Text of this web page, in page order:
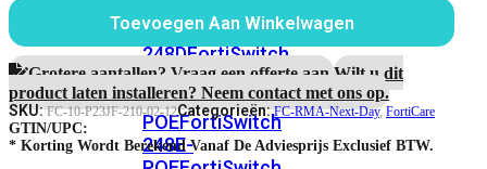
FPOEFortiSwitch
248DFortiSwitch
224EFortiswitch
224E-
POEFortiSwitch
248E-
jaar
Next
Calendar
Day
Delivery
RMA
Service
aantal
Toevoegen Aan Winkelwagen
Grotere aantallen? Vraag een offerte aan.Wilt u dit
product laten installeren? Neem contact met ons op.
SKU:FC-10-P23JF-210-02-12Categorieën:FC-RMA-Next-Day, FortiCare
GTIN/UPC:
* Korting Wordt Berekend Vanaf De Adviesprijs Exclusief BTW.